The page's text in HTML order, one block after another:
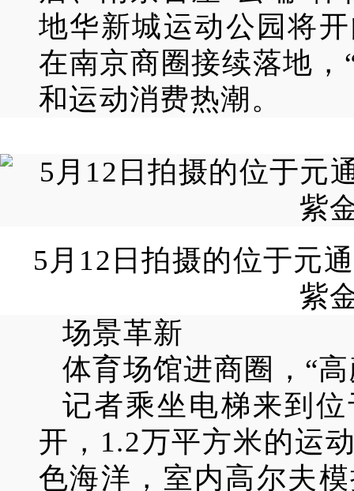
地华新城运动公园将
在南京商圈接续落地
和运动消费热潮。
5月12日拍摄的位于元
紫
场景革新
体育场馆进商圈，“
记者乘坐电梯来到
开，1.2万平方米的运
色海洋，室内高尔夫